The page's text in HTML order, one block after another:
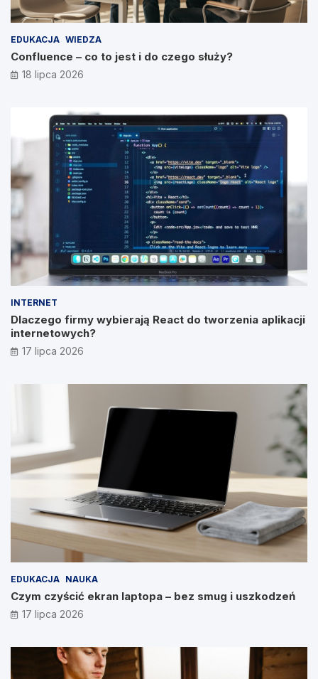
EDUKACJA WIEDZA
Confluence – co to jest i do czego służy?
18 lipca 2026
INTERNET
Dlaczego firmy wybierają React do tworzenia aplikacji
internetowych?
17 lipca 2026
EDUKACJA NAUKA
Czym czyścić ekran laptopa – bez smug i uszkodzeń
17 lipca 2026